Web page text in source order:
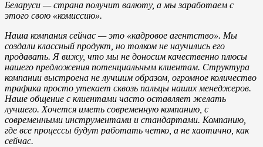
Беларуси — страна получит валюту, а мы заработаем с
этого свою «комиссию».
Наша компания сейчас — это «кадровое агентство». Мы
создали классный продукт, но толком не научились его
продавать. Я вижу, что мы не доносим качественно плюсы
нашего предложения потенциальным клиентам. Структура
компании выстроена не лучшим образом, огромное количество
трафика просто утекает сквозь пальцы наших менеджеров.
Наше общение с клиентами часто оставляет желать
лучшего. Хочется иметь современную компанию, с
современными инструментами и стандартами. Компанию,
где все процессы будут работать четко, а не хаотично, как
сейчас.